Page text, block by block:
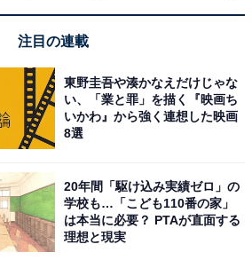
13位までの全ランキング結果を見
る
注目の連載
東野圭吾や湊かなえだけじゃな
い、「業と罪」を描く『映画ち
いかわ』から強く連想した映画
8選
20年間「駆け込み実績ゼロ」の
学校も…「こども110番の家」
は本当に必要？ PTAが直面する
理想と現実